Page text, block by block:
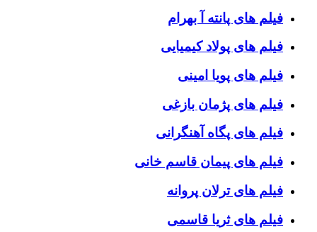
فیلم های پانته آ بهرام
فیلم های پولاد کیمیایی
فیلم های پویا امینی
فیلم های پژمان بازغی
فیلم های پگاه آهنگرانی
فیلم های پیمان قاسم خانی
فیلم های ترلان پروانه
فیلم های ثریا قاسمی